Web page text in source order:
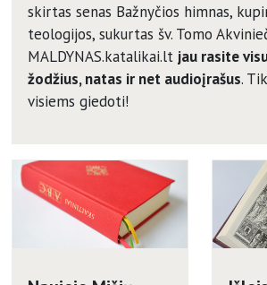
skirtas senas Bažnyčios himnas,
teologijos, sukurtas šv. Tomo
MALDYNAS.katalikai.lt jau rasite
žodžius, natas ir net audioįrašus.
visiems giedoti!